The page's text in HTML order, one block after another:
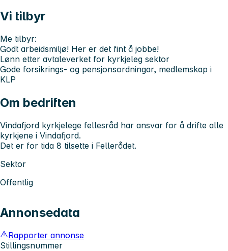
Vi tilbyr
Me tilbyr:
Godt arbeidsmiljø! Her er det fint å jobbe!
Lønn etter avtaleverket for kyrkjeleg sektor
Gode forsikrings- og pensjonsordningar, medlemskap i
KLP
Om bedriften
Vindafjord kyrkjelege fellesråd har ansvar for å drifte alle
kyrkjene i Vindafjord.
Det er for tida 8 tilsette i Fellerådet.
Sektor
Offentlig
Annonsedata
Rapporter annonse
Stillingsnummer